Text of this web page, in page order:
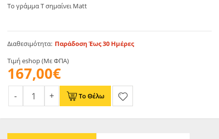
Το γράμμα T σημαίνει Matt
Διαθεσιμότητα: Παράδοση Έως 30 Ημέρες
Τιμή eshop (Με ΦΠΑ)
167,00€
Το Θέλω